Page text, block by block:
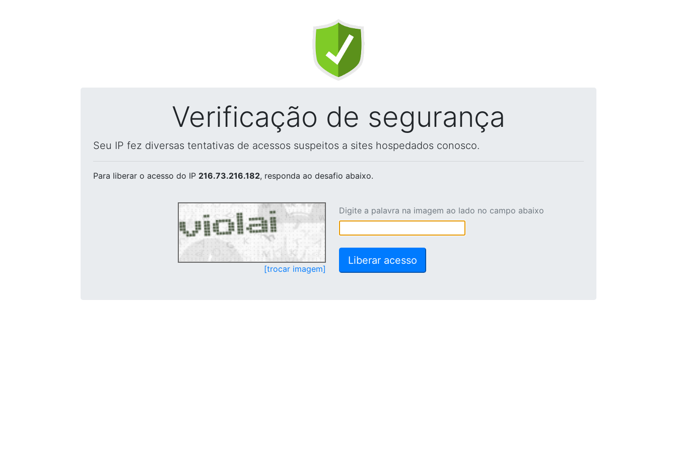
Verificação de segurança
Seu IP fez diversas tentativas de acessos suspeitos a sites hospedados conosco.
Para liberar o acesso do IP 216.73.216.182, responda ao desafio abaixo.
[trocar imagem]
Digite a palavra na imagem ao lado no campo abaixo